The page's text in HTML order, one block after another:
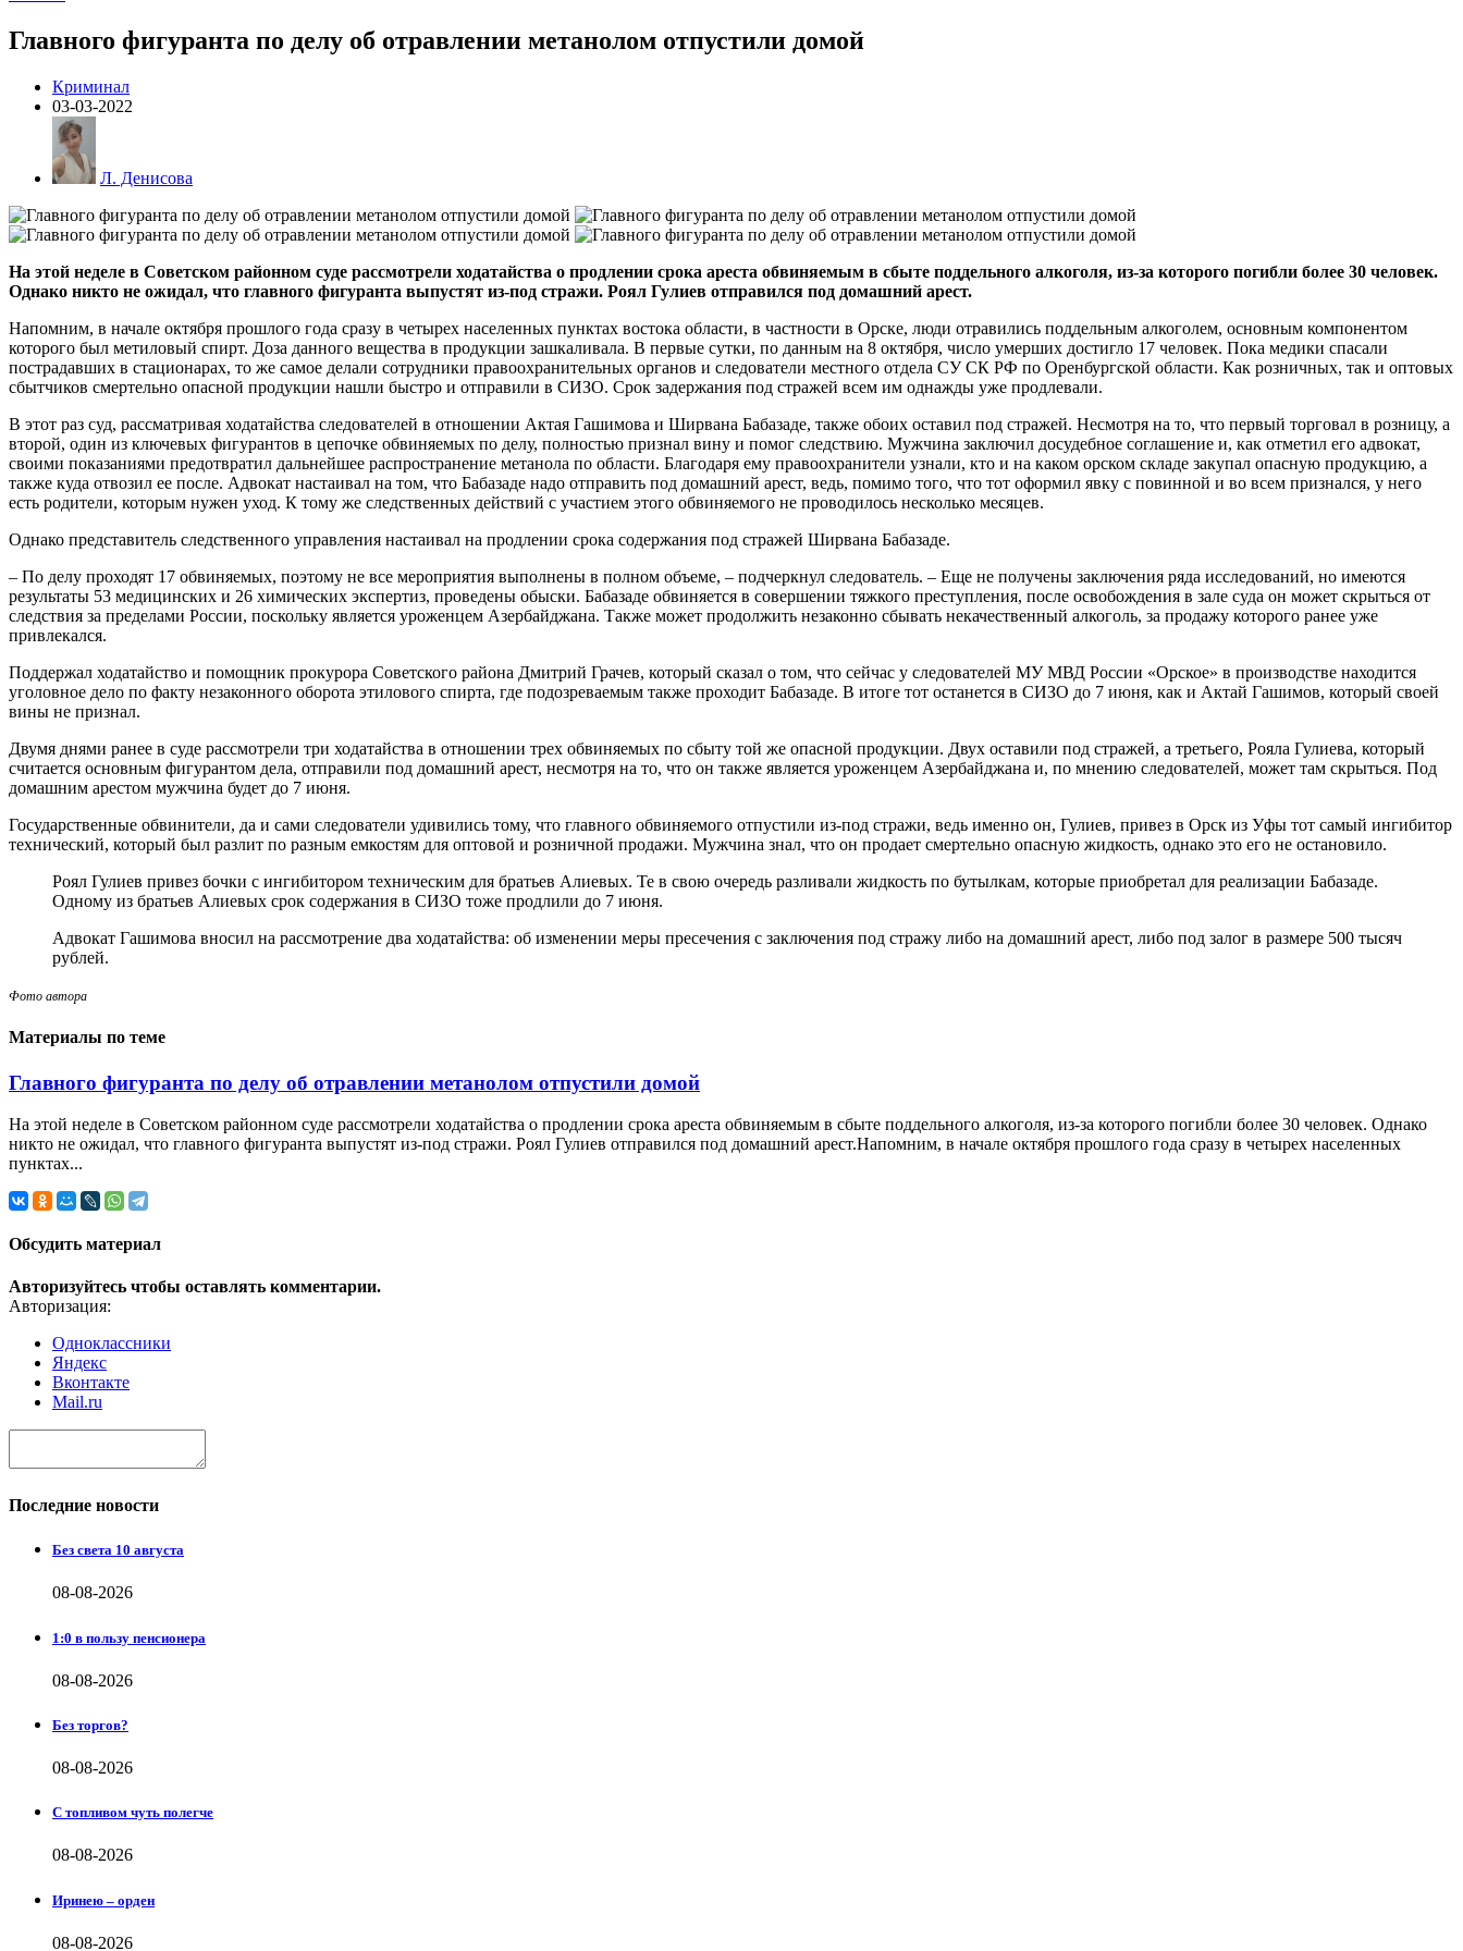
Главного фигуранта по делу об отравлении метанолом отпустили домой
Криминал
03-03-2022
Л. Денисова
На этой неделе в Советском районном суде рассмотрели ходатайства о продлении срока ареста обвиняемым в сбыте поддельного алкоголя, из-за которого погибли более 30 человек.
Однако никто не ожидал, что главного фигуранта выпустят из-под стражи. Роял Гулиев отправился под домашний арест.
Напомним, в начале октября прошлого года сразу в четырех населенных пунктах востока области, в частности в Орске, люди отравились поддельным алкоголем, основным компонентом
которого был метиловый спирт. Доза данного вещества в продукции зашкаливала. В первые сутки, по данным на 8 октября, число умерших достигло 17 человек. Пока медики спасали
пострадавших в стационарах, то же самое делали сотрудники правоохранительных органов и следователи местного отдела СУ СК РФ по Оренбургской области. Как розничных, так и оптовых
сбытчиков смертельно опасной продукции нашли быстро и отправили в СИЗО. Срок задержания под стражей всем им однажды уже продлевали.
В этот раз суд, рассматривая ходатайства следователей в отношении Актая Гашимова и Ширвана Бабазаде, также обоих оставил под стражей. Несмотря на то, что первый торговал в розницу, а
второй, один из ключевых фигурантов в цепочке обвиняемых по делу, полностью признал вину и помог следствию. Мужчина заключил досудебное соглашение и, как отметил его адвокат,
своими показаниями предотвратил дальнейшее распространение метанола по области. Благодаря ему правоохранители узнали, кто и на каком орском складе закупал опасную продукцию, а
также куда отвозил ее после. Адвокат настаивал на том, что Бабазаде надо отправить под домашний арест, ведь, помимо того, что тот оформил явку с повинной и во всем признался, у него
есть родители, которым нужен уход. К тому же следственных действий с участием этого обвиняемого не проводилось несколько месяцев.
Однако представитель следственного управления настаивал на продлении срока содержания под стражей Ширвана Бабазаде.
– По делу проходят 17 обвиняемых, поэтому не все мероприятия выполнены в полном объеме, – подчеркнул следователь. – Еще не получены заключения ряда исследований, но имеются
результаты 53 медицинских и 26 химических экспертиз, проведены обыски. Бабазаде обвиняется в совершении тяжкого преступления, после освобождения в зале суда он может скрыться от
следствия за пределами России, поскольку является уроженцем Азербайджана. Также может продолжить незаконно сбывать некачественный алкоголь, за продажу которого ранее уже
привлекался.
Поддержал ходатайство и помощник прокурора Советского района Дмитрий Грачев, который сказал о том, что сейчас у следователей МУ МВД России «Орское» в производстве находится
уголовное дело по факту незаконного оборота этилового спирта, где подозреваемым также проходит Бабазаде. В итоге тот останется в СИЗО до 7 июня, как и Актай Гашимов, который своей
вины не признал.
Двумя днями ранее в суде рассмотрели три ходатайства в отношении трех обвиняемых по сбыту той же опасной продукции. Двух оставили под стражей, а третьего, Рояла Гулиева, который
считается основным фигурантом дела, отправили под домашний арест, несмотря на то, что он также является уроженцем Азербайджана и, по мнению следователей, может там скрыться. Под
домашним арестом мужчина будет до 7 июня.
Государственные обвинители, да и сами следователи удивились тому, что главного обвиняемого отпустили из-под стражи, ведь именно он, Гулиев, привез в Орск из Уфы тот самый ингибитор
технический, который был разлит по разным емкостям для оптовой и розничной продажи. Мужчина знал, что он продает смертельно опасную жидкость, однако это его не остановило.
Роял Гулиев привез бочки с ингибитором техническим для братьев Алиевых. Те в свою очередь разливали жидкость по бутылкам, которые приобретал для реализации Бабазаде.
Одному из братьев Алиевых срок содержания в СИЗО тоже продлили до 7 июня.
Адвокат Гашимова вносил на рассмотрение два ходатайства: об изменении меры пресечения с заключения под стражу либо на домашний арест, либо под залог в размере 500 тысяч
рублей.
Фото автора
Материалы по теме
Главного фигуранта по делу об отравлении метанолом отпустили домой
На этой неделе в Советском районном суде рассмотрели ходатайства о продлении срока ареста обвиняемым в сбыте поддельного алкоголя, из-за которого погибли более 30 человек. Однако
никто не ожидал, что главного фигуранта выпустят из-под стражи. Роял Гулиев отправился под домашний арест.Напомним, в начале октября прошлого года сразу в четырех населенных
пунктах...
Обсудить материал
Авторизуйтесь чтобы оставлять комментарии.
Авторизация:
Одноклассники
Яндекс
Вконтакте
Mail.ru
Последние новости
Без света 10 августа
08-08-2026
1:0 в пользу пенсионера
08-08-2026
Без торгов?
08-08-2026
С топливом чуть полегче
08-08-2026
Иринею – орден
08-08-2026